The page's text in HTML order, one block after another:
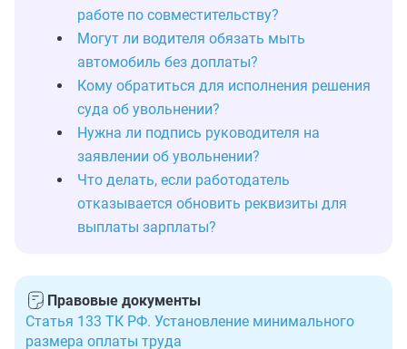
работе по совместительству?
Могут ли водителя обязать мыть
автомобиль без доплаты?
Кому обратиться для исполнения решения
суда об увольнении?
Нужна ли подпись руководителя на
заявлении об увольнении?
Что делать, если работодатель
отказывается обновить реквизиты для
выплаты зарплаты?
Правовые документы
Статья 133 ТК РФ. Установление минимального
размера оплаты труда